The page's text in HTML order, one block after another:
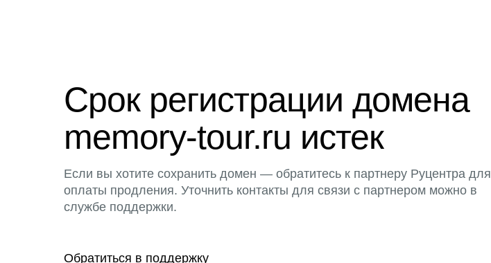
Срок регистрации домена
memory-tour.ru истек
Если вы хотите сохранить домен — обратитесь к партнеру Руцентра для
оплаты продления. Уточнить контакты для связи с партнером можно в
службе поддержки.
Обратиться в поддержку